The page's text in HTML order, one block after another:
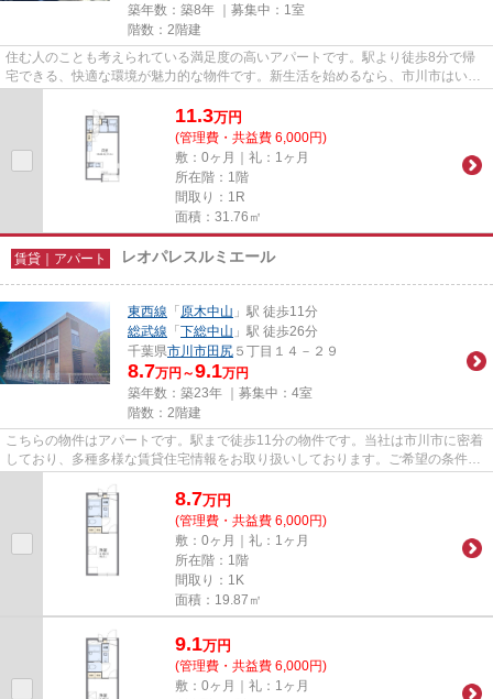
築年数：築8年 ｜募集中： 1室
階数：2階建
住む人のことも考えられている満足度の高いアパートです。駅より徒歩8分で帰
宅できる、快適な環境が魅力的な物件です。新生活を始めるなら、市川市はいか
11.3万円
(管理費・共益費 6,000円)
敷：0ヶ月｜礼：1ヶ月
所在階：1階
間取り：1R
面積：31.76㎡
賃貸｜アパート レオパレスルミエール
東西線 「 原木中山 」駅 徒歩11分
総武線 「 下総中山 」駅 徒歩26分
千葉県市川市田尻 ５丁目１４－２９
8.7万円～9.1万円
築年数：築23年 ｜募集中： 4室
階数：2階建
こちらの物件はアパートです。駅まで徒歩11分の物件です。当社は市川市に密着
しており、多種多様な賃貸住宅情報をお取り扱いしております。ご希望の条件が
8.7万円
(管理費・共益費 6,000円)
敷：0ヶ月｜礼：1ヶ月
所在階：1階
間取り：1K
面積：19.87㎡
9.1万円
(管理費・共益費 6,000円)
敷：0ヶ月｜礼：1ヶ月